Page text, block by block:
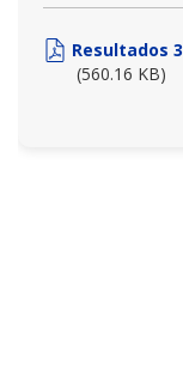
Resultados
(560.16 KB)